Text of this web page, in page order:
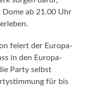
Bars und
und die nötige
im Traumpalast ihr
und selbst einmal
beim Karaoke